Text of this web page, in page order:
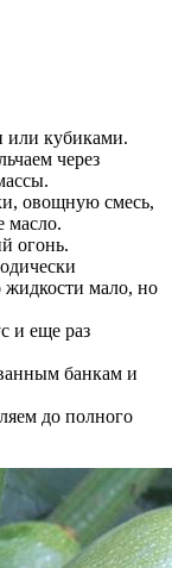
или кубиками.
через
овощную смесь,
масло.
огонь.
жидкости мало, но
и еще раз
банкам и
до полного